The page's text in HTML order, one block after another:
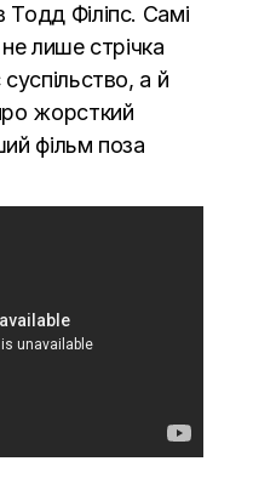
Філіпс. Самі
лише стрічка
а й
жорсткий
фільм поза